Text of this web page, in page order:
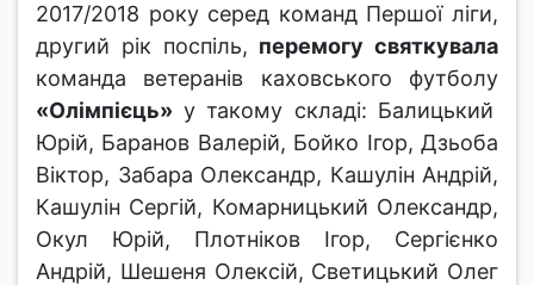
2017/2018 року серед команд Першої ліги,
другий рік поспіль, перемогу святкувала
команда ветеранів каховського футболу
«Олімпієць» у такому складі: Балицький
Юрій, Баранов Валерій, Бойко Ігор, Дзьоба
Віктор, Забара Олександр, Кашулін Андрій,
Кашулін Сергій, Комарницький Олександр,
Окул Юрій, Плотніков Ігор, Сергієнко
Андрій, Шешеня Олексій, Светицький Олег